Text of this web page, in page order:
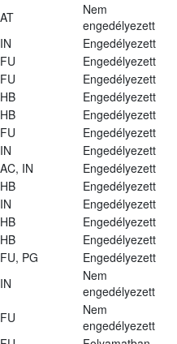
AT
Nem
engedélyezett
IN
Engedélyezett
FU
Engedélyezett
FU
Engedélyezett
HB
Engedélyezett
HB
Engedélyezett
FU
Engedélyezett
IN
Engedélyezett
AC, IN
Engedélyezett
HB
Engedélyezett
IN
Engedélyezett
HB
Engedélyezett
HB
Engedélyezett
FU, PG
Engedélyezett
IN
Nem
engedélyezett
FU
Nem
engedélyezett